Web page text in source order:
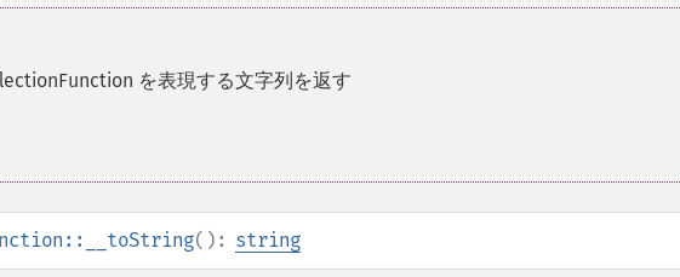
を表現する文字列を返す
(): string